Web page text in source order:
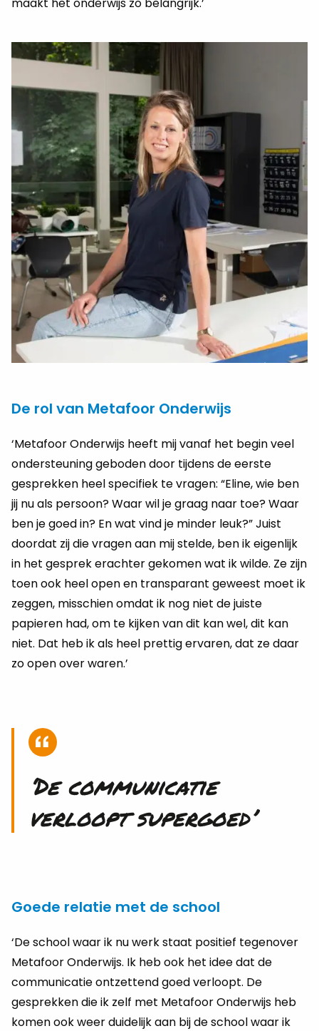
De rol van Metafoor Onderwijs
‘Metafoor Onderwijs heeft mij vanaf het begin veel
ondersteuning geboden door tijdens de eerste
gesprekken heel specifiek te vragen: “Eline, wie ben
jij nu als persoon? Waar wil je graag naar toe? Waar
ben je goed in? En wat vind je minder leuk?” Juist
doordat zij die vragen aan mij stelde, ben ik eigenlijk
in het gesprek erachter gekomen wat ik wilde. Ze zijn
toen ook heel open en transparant geweest moet ik
zeggen, misschien omdat ik nog niet de juiste
papieren had, om te kijken van dit kan wel, dit kan
niet. Dat heb ik als heel prettig ervaren, dat ze daar
zo open over waren.’
‘De communicatie
verloopt supergoed’
Goede relatie met de school
‘De school waar ik nu werk staat positief tegenover
Metafoor Onderwijs. Ik heb ook het idee dat de
communicatie ontzettend goed verloopt. De
gesprekken die ik zelf met Metafoor Onderwijs heb
komen ook weer duidelijk aan bij de school waar ik